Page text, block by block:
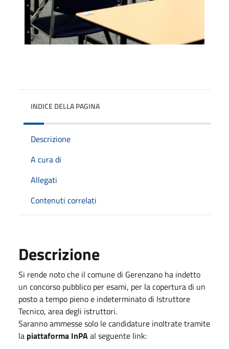
INDICE DELLA PAGINA
Descrizione
A cura di
Allegati
Contenuti correlati
Descrizione
Si rende noto che il comune di Gerenzano ha indetto
un concorso pubblico per esami, per la copertura di un
posto a tempo pieno e indeterminato di Istruttore
Tecnico, area degli istruttori.
Saranno ammesse solo le candidature inoltrate tramite
la piattaforma InPAal seguente link: